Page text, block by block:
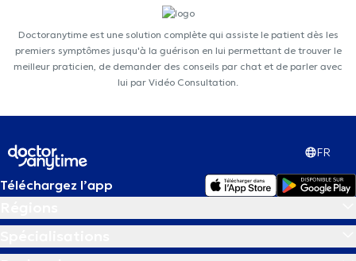
Doctoranytime est une solution complète qui assiste le patient dès les
premiers symptômes jusqu'à la guérison en lui permettant de trouver le
meilleur praticien, de demander des conseils par chat et de parler avec
lui par Vidéo Consultation.
FR
Téléchargez l’app